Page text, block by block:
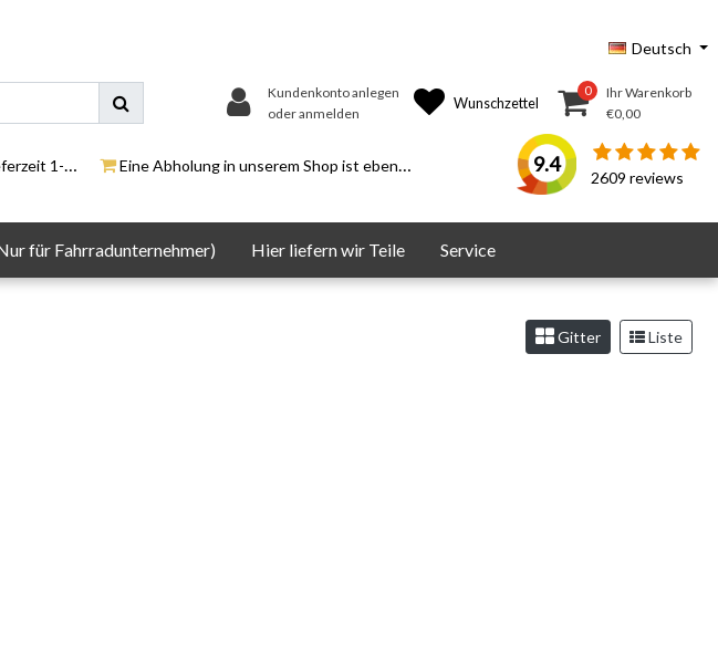
Deutsch
Kundenkonto anlegen
oder anmelden
Wunschzettel
0
Ihr Warenkorb
€0,00
1-3 Tage Eine Abholung in unserem Shop ist ebenfalls möglich. 9.4
2609 reviews
für Fahrradunternehmer) Hier liefern wir Teile Service
Gitter Liste